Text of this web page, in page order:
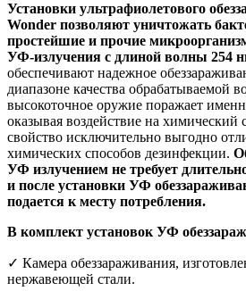
Установки ультрафиолетового
Wonder позволяют уничтожать
простейшие и прочие
УФ-излучения с длиной волны 254
обеспечивают надежное
диапазоне качества обрабатываемой
высокоточное оружие поражает
оказывая воздействие на химический
свойство исключительно выгодно
химических способов дезинфекции.
УФ излучением не требует
и после установки УФ
подается к месту потребления.
В комплект установок УФ
✓ Камера обеззараживания,
нержавеющей стали.